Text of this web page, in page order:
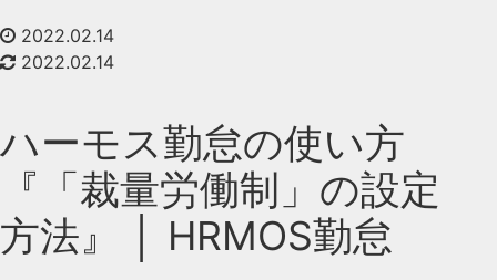
2022.02.14
2022.02.14
ハーモス勤怠の使い方
『「裁量労働制」の設定
方法』 │ HRMOS勤怠